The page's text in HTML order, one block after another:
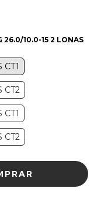
26.0/10.0-15 2 LONAS
CT1
CT2
CT1
CT2